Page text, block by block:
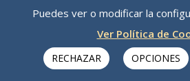
-Ponencia, “Transparencia
algoritmos: por qué, quién,
«Datos con perspectiva de
Puedes ver o modificar la
Ver Política de
RECHAZAR OPCIONES